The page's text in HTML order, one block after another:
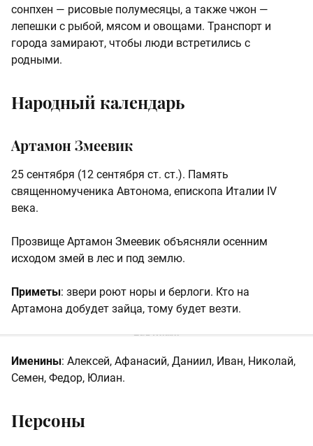
сонпхен — рисовые полумесяцы, а также чжон —
лепешки с рыбой, мясом и овощами. Транспорт и
города замирают, чтобы люди встретились с
родными.
Народный календарь
Артамон Змеевик
25 сентября (12 сентября ст. ст.). Память
священномученика Автонома, епископа Италии IV
века.
Прозвище Артамон Змеевик объясняли осенним
исходом змей в лес и под землю.
Приметы: звери роют норы и берлоги. Кто на
Артамона добудет зайца, тому будет везти.
Именины: Алексей, Афанасий, Даниил, Иван, Николай,
Семен, Федор, Юлиан.
Персоны